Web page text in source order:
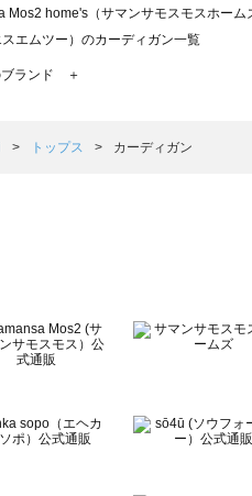
Mos2 home's（サマンサモスモスホーム
エムツー）のカーディガン一覧
by Samansa Mos2（ツハルバイサマン
Mos2 Lagom（サマンサモスモス ラーゴ
BLUE（べティーズブルー）のカーディガ
ールドパーティー）のカーディガン一覧
ブランド ＋
トップス カーディガン